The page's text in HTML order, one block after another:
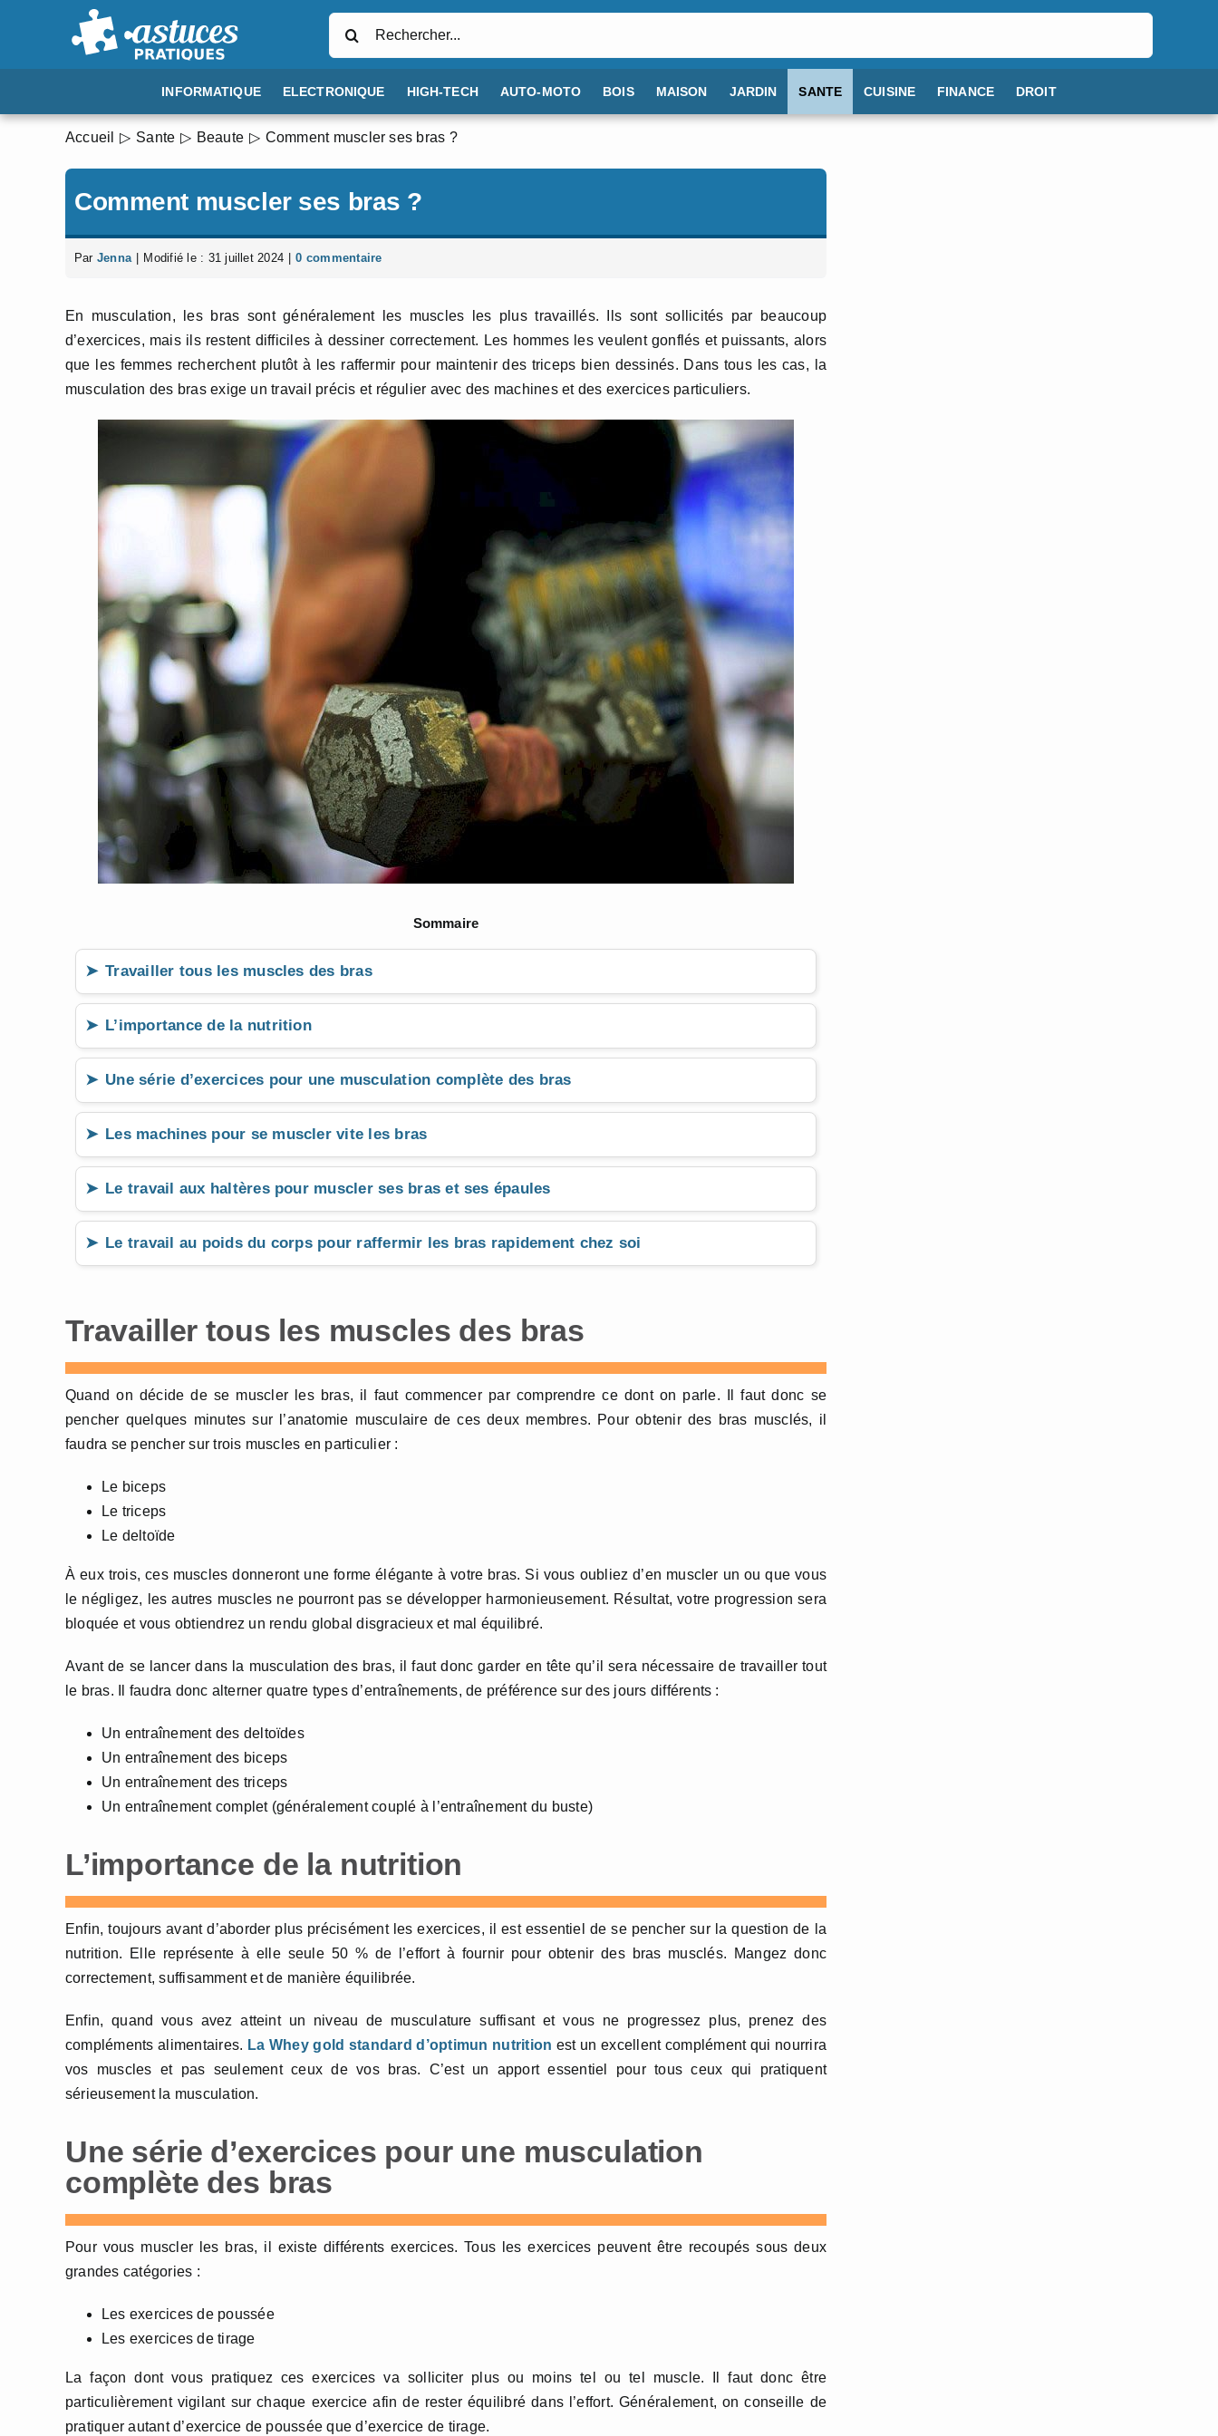
INFORMATIQUE ELECTRONIQUE HIGH-TECH AUTO-MOTO BOIS MAISON JARDIN SANTE CUISINE FINANCE DROIT
Accueil Sante Beaute Comment muscler ses bras ?
Comment muscler ses bras ?
Par Jenna Modifié le : 31 juillet 2024 0 commentaire
En musculation, les bras sont généralement les muscles les plus travaillés. Ils sont sollicités par beaucoup
d’exercices, mais ils restent difficiles à dessiner correctement. Les hommes les veulent gonflés et puissants, alors
que les femmes recherchent plutôt à les raffermir pour maintenir des triceps bien dessinés. Dans tous les cas, la
musculation des bras exige un travail précis et régulier avec des machines et des exercices particuliers.
Sommaire
Travailler tous les muscles des bras
L’importance de la nutrition
Une série d’exercices pour une musculation complète des bras
Les machines pour se muscler vite les bras
Le travail aux haltères pour muscler ses bras et ses épaules
Le travail au poids du corps pour raffermir les bras rapidement chez soi
Travailler tous les muscles des bras
Quand on décide de se muscler les bras, il faut commencer par comprendre ce dont on parle. Il faut donc se
pencher quelques minutes sur l’anatomie musculaire de ces deux membres. Pour obtenir des bras musclés, il
faudra se pencher sur trois muscles en particulier :
Le biceps
Le triceps
Le deltoïde
À eux trois, ces muscles donneront une forme élégante à votre bras. Si vous oubliez d’en muscler un ou que vous
le négligez, les autres muscles ne pourront pas se développer harmonieusement. Résultat, votre progression sera
bloquée et vous obtiendrez un rendu global disgracieux et mal équilibré.
Avant de se lancer dans la musculation des bras, il faut donc garder en tête qu’il sera nécessaire de travailler tout
le bras. Il faudra donc alterner quatre types d’entraînements, de préférence sur des jours différents :
Un entraînement des deltoïdes
Un entraînement des biceps
Un entraînement des triceps
Un entraînement complet (généralement couplé à l’entraînement du buste)
L’importance de la nutrition
Enfin, toujours avant d’aborder plus précisément les exercices, il est essentiel de se pencher sur la question de la
nutrition. Elle représente à elle seule 50 % de l’effort à fournir pour obtenir des bras musclés. Mangez donc
correctement, suffisamment et de manière équilibrée.
Enfin, quand vous avez atteint un niveau de musculature suffisant et vous ne progressez plus, prenez des
compléments alimentaires. La Whey gold standard d’optimun nutrition est un excellent complément qui nourrira
vos muscles et pas seulement ceux de vos bras. C’est un apport essentiel pour tous ceux qui pratiquent
sérieusement la musculation.
Une série d’exercices pour une musculation
complète des bras
Pour vous muscler les bras, il existe différents exercices. Tous les exercices peuvent être recoupés sous deux
grandes catégories :
Les exercices de poussée
Les exercices de tirage
La façon dont vous pratiquez ces exercices va solliciter plus ou moins tel ou tel muscle. Il faut donc être
particulièrement vigilant sur chaque exercice afin de rester équilibré dans l’effort. Généralement, on conseille de
pratiquer autant d’exercice de poussée que d’exercice de tirage.